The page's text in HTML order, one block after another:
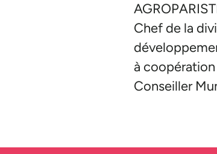
Chef de la
à
Conseiller